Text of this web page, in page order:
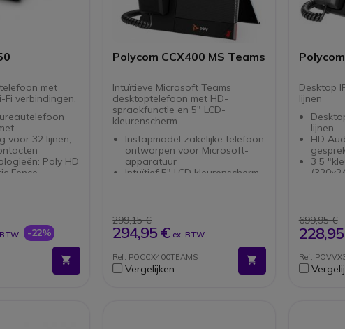
met
verbindingen.
voor 32 lijnen,
Poly HD
Fence,
headset-
+ mobiel)
-22%
Polycom CCX400 MS Teams
Intuïtieve Microsoft Teams
desktoptelefoon met HD-
spraakfunctie en 5" LCD-
kleurenscherm
Instapmodel zakelijke telefoon
ontworpen voor Microsoft-
apparatuur
Intuïtief 5" LCD kleurenscherm
Full duplex luidsprekertelefoon
met echo-onderdrukking
Wandmontage optie
299,15 €
294,95 € ex. BTW
Ref: POCCX400TEAMS
Vergelijken
Desktop
lijnen
Desktop
lijnen
HD
3 5
699,95 €
Ref: